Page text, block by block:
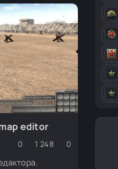
editor
0 1 248 0